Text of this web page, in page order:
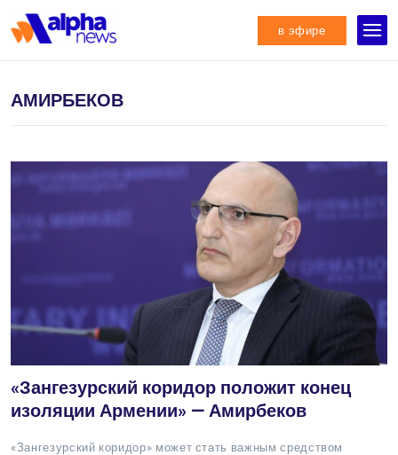
в эфире
АМИРБЕКОВ
«Зангезурский коридор положит конец
изоляции Армении» — Амирбеков
«Зангезурский коридор» может стать важным средством